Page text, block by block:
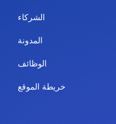
الشركاء
المدونة
الوظائف
خريطة الموقع